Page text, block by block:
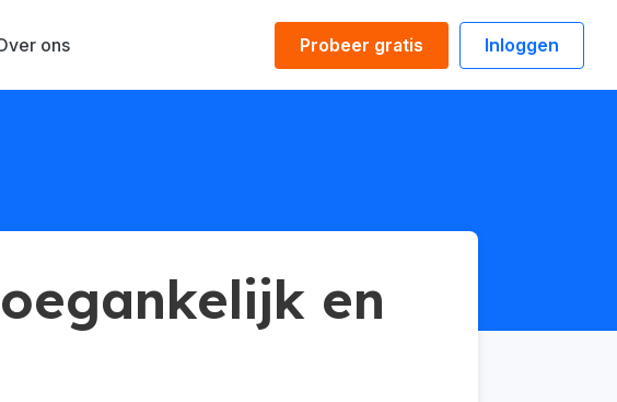
Probeer gratis Inloggen
ons
en